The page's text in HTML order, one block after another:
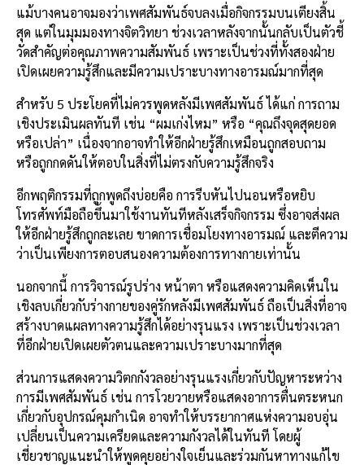
แม้บางคนอาจมองว่าเพศสัมพันธ์จบลงเมื่อกิจกรรมบนเตียงสิ้น
สุด แต่ในมุมมองทางจิตวิทยา ช่วงเวลาหลังจากนั้นกลับเป็นตัวชี้
วัดสำคัญต่อคุณภาพความสัมพันธ์ เพราะเป็นช่วงที่ทั้งสองฝ่าย
เปิดเผยความรู้สึกและมีความเปราะบางทางอารมณ์มากที่สุด
สำหรับ 5 ประโยคที่ไม่ควรพูดหลังมีเพศสัมพันธ์ ได้แก่ การถาม
เชิงประเมินผลทันที เช่น “ผมเก่งไหม” หรือ “คุณถึงจุดสุดยอด
หรือเปล่า” เนื่องจากอาจทำให้อีกฝ่ายรู้สึกเหมือนถูกสอบถาม
หรือถูกกดดันให้ตอบในสิ่งที่ไม่ตรงกับความรู้สึกจริง
อีกพฤติกรรมที่ถูกพูดถึงบ่อยคือ การรีบหันไปนอนหรือหยิบ
โทรศัพท์มือถือขึ้นมาใช้งานทันทีหลังเสร็จกิจกรรม ซึ่งอาจส่งผล
ให้อีกฝ่ายรู้สึกถูกละเลย ขาดการเชื่อมโยงทางอารมณ์ และตีความ
ว่าเป็นเพียงการตอบสนองความต้องการทางกายเท่านั้น
นอกจากนี้ การวิจารณ์รูปร่าง หน้าตา หรือแสดงความคิดเห็นใน
เชิงลบเกี่ยวกับร่างกายของคู่รักหลังมีเพศสัมพันธ์ ถือเป็นสิ่งที่อาจ
สร้างบาดแผลทางความรู้สึกได้อย่างรุนแรง เพราะเป็นช่วงเวลา
ที่อีกฝ่ายเปิดเผยตัวตนและความเปราะบางมากที่สุด
ส่วนการแสดงความวิตกกังวลอย่างรุนแรงเกี่ยวกับปัญหาระหว่าง
การมีเพศสัมพันธ์ เช่น การโวยวายหรือแสดงอาการตื่นตระหนก
เกี่ยวกับอุปกรณ์คุมกำเนิด อาจทำให้บรรยากาศแห่งความอบอุ่น
เปลี่ยนเป็นความเครียดและความกังวลได้ในทันที โดยผู้
เชี่ยวชาญแนะนำให้พูดคุยอย่างใจเย็นและร่วมกันหาทางแก้ไข